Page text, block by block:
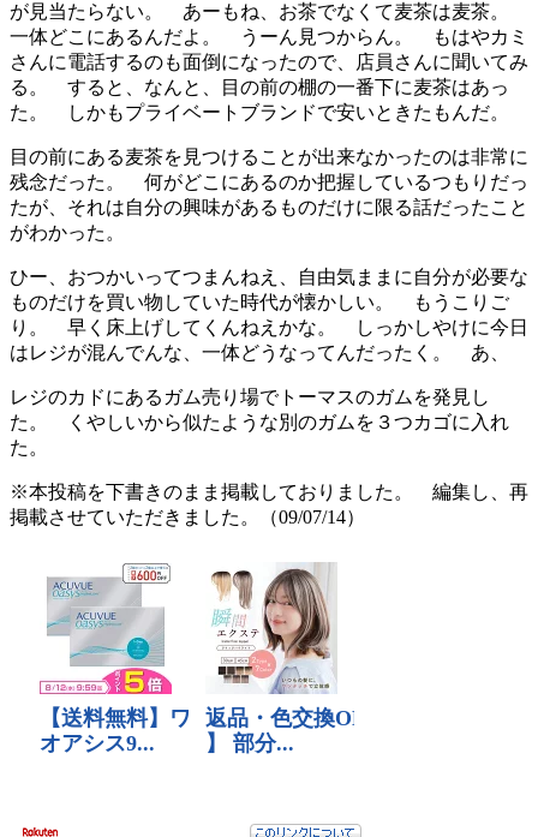
が見当たらない。 あーもね、お茶でなくて麦茶は麦茶。
一体どこにあるんだよ。 うーん見つからん。 もはやカミ
さんに電話するのも面倒になったので、店員さんに聞いてみ
る。 すると、なんと、目の前の棚の一番下に麦茶はあっ
た。 しかもプライベートブランドで安いときたもんだ。
目の前にある麦茶を見つけることが出来なかったのは非常に
残念だった。 何がどこにあるのか把握しているつもりだっ
たが、それは自分の興味があるものだけに限る話だったこと
がわかった。
ひー、おつかいってつまんねえ、自由気ままに自分が必要な
ものだけを買い物していた時代が懐かしい。 もうこりご
り。 早く床上げしてくんねえかな。 しっかしやけに今日
はレジが混んでんな、一体どうなってんだったく。 あ、
レジのカドにあるガム売り場でトーマスのガムを発見し
た。 くやしいから似たような別のガムを３つカゴに入れ
た。
※本投稿を下書きのまま掲載しておりました。 編集し、再
掲載させていただきました。（09/07/14）